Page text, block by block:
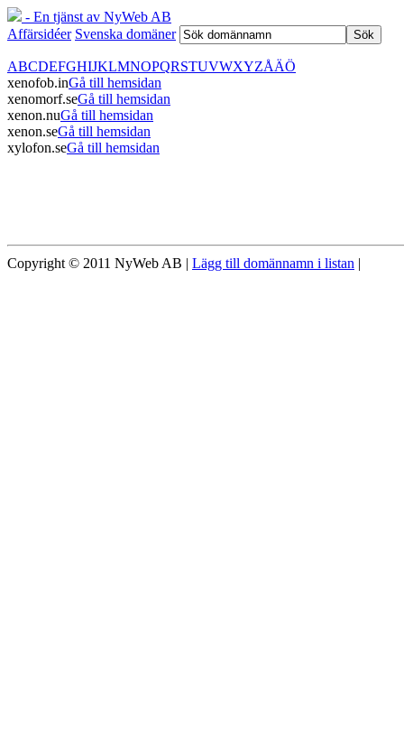
- En tjänst av NyWeb AB
Affärsidéer Svenska domäner
ABCDEFGHIJKLMNOPQRSTUVWXYZÅÄÖ
xenofob.inGå till hemsidan
xenomorf.seGå till hemsidan
xenon.nuGå till hemsidan
xenon.seGå till hemsidan
xylofon.seGå till hemsidan
Copyright © 2011 NyWeb AB | Lägg till domännamn i listan |